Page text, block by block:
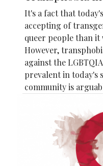
It's a fact that
accepting of
queer people than it
However,
against the
prevalent in today's
community is